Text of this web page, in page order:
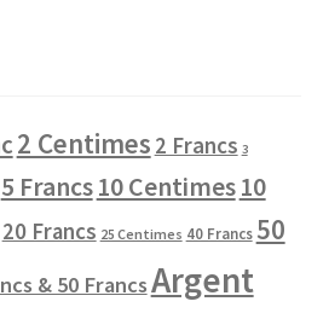
2 Centimes 2 Francs 3
5 Francs10 Centimes10
20 Francs 25 Centimes 40 Francs 50
& 50 FrancsArgent